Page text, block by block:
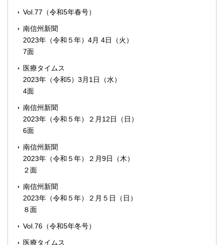
Vol.77（令和5年春号）
南信州新聞
2023年（令和５年）4月 4日（火）
7面
医療タイムス
2023年（令和5）3月1日（水）
4面
南信州新聞
2023年（令和５年）２月12日（日）
6面
南信州新聞
2023年（令和５年）２月9日（木）
２面
南信州新聞
2023年（令和５年）２月５日（日）
８面
Vol.76（令和5年冬号）
医療タイムス